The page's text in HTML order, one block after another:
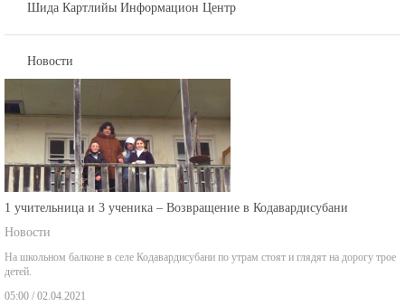
Шида Картлийы Информацион Центр
Новости
1 учительница и 3 ученика – Возвращение в Кодавардисубани
Новости
На школьном балконе в селе Кодавардисубани по утрам стоят и глядят на дорогу трое
детей.
05:00 / 02.04.2021